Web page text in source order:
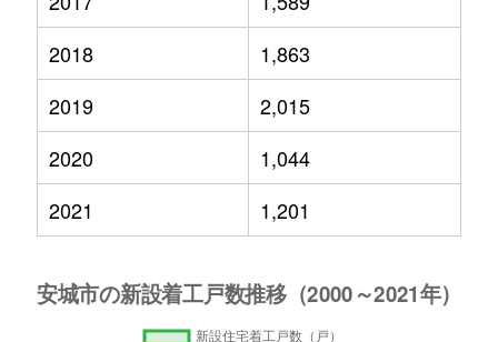
2018
1,863
2019
2,015
2020
1,044
2021
1,201